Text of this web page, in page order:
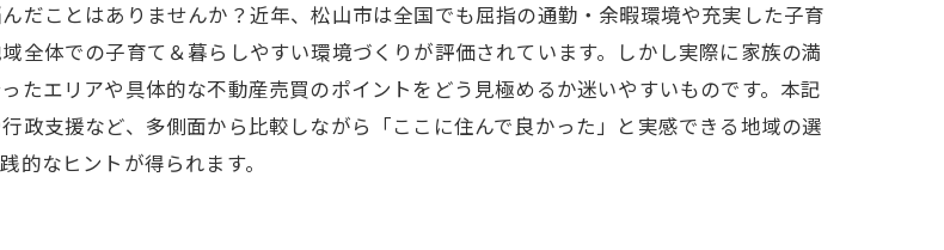
だことはありませんか？近年、松山市は全国でも屈指の通勤・余暇環境や充実した子育
全体での子育て＆暮らしやすい環境づくりが評価されています。しかし実際に家族の満
たエリアや具体的な不動産売買のポイントをどう見極めるか迷いやすいものです。本記
政支援など、多側面から比較しながら「ここに住んで良かった」と実感できる地域の選
なヒントが得られます。